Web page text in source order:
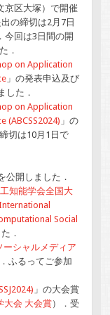
京区大塚）で開催
の締切は2月7日
今回は3日間の開
．
on Application
」の発表申込及び
した．
on Application
(ABCSS2024) 」の
切は10月1日で
公開しました．
知能学会全国大
Social
．
ーシャルメディア
ふるってご参加
」の大会賞
大会 大会賞）．受